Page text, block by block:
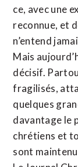
ce, avec une
reconnue, et
n’entend
Mais
décisif.
fragilisés,
quelques
davantage le
chrétiens et
sont